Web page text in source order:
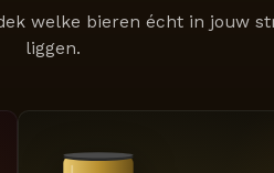
welke bieren écht in jouw
liggen.